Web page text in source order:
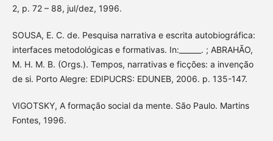
2, p. 72 – 88, jul/dez, 1996.
SOUSA, E. C. de. Pesquisa narrativa e escrita autobiográfica:
interfaces metodológicas e formativas. In:______. ; ABRAHÃO,
M. H. M. B. (Orgs.). Tempos, narrativas e ficções: a invenção
de si. Porto Alegre: EDIPUCRS: EDUNEB, 2006. p. 135-147.
VIGOTSKY, A formação social da mente. São Paulo. Martins
Fontes, 1996.